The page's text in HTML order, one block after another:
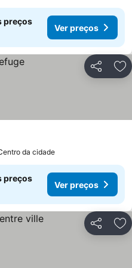
preços
Ver preços
Partilhar
da cidade
preços
Ver preços
Partilhar